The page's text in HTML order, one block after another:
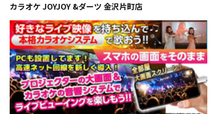
カラオケ JOYJOY &ダーツ 金沢片町店